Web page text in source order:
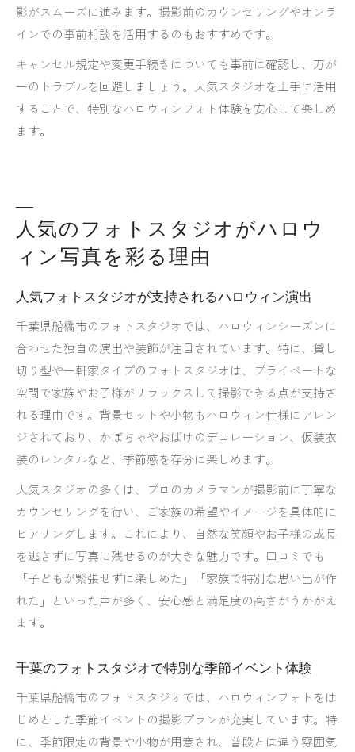
影がスムーズに進みます。撮影前のカウンセリングやオンラ
インでの事前相談を活用するのもおすすめです。
キャンセル規定や変更手続きについても事前に確認し、万が
一のトラブルを回避しましょう。人気スタジオを上手に活用
することで、特別なハロウィンフォト体験を安心して楽しめ
ます。
人気のフォトスタジオがハロウ
ィン写真を彩る理由
人気フォトスタジオが支持されるハロウィン演出
千葉県船橋市のフォトスタジオでは、ハロウィンシーズンに
合わせた独自の演出や装飾が注目されています。特に、貸し
切り型や一軒家タイプのフォトスタジオは、プライベートな
空間で家族やお子様がリラックスして撮影できる点が支持さ
れる理由です。背景セットや小物もハロウィン仕様にアレン
ジされており、かぼちゃやおばけのデコレーション、仮装衣
装のレンタルなど、季節感を存分に楽しめます。
人気スタジオの多くは、プロのカメラマンが撮影前に丁寧な
カウンセリングを行い、ご家族の希望やイメージを具体的に
ヒアリングします。これにより、自然な笑顔やお子様の成長
を逃さずに写真に残せるのが大きな魅力です。口コミでも
「子どもが緊張せずに楽しめた」「家族で特別な思い出が作
れた」といった声が多く、安心感と満足度の高さがうかがえ
ます。
千葉のフォトスタジオで特別な季節イベント体験
千葉県船橋市のフォトスタジオでは、ハロウィンフォトをは
じめとした季節イベントの撮影プランが充実しています。特
に、季節限定の背景や小物が用意され、普段とは違う雰囲気